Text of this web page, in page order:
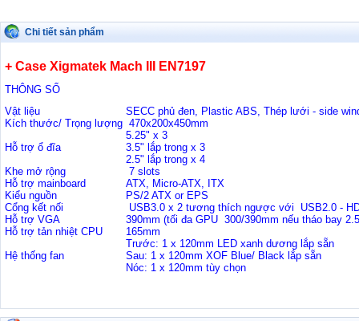
Chi tiết sản phẩm
+ Case Xigmatek Mach III EN7197
THÔNG SỐ
Vật liệu
SECC phủ đen, Plastic ABS, Thép lưới - side
Kích thước/ Trọng lượng 470x200x450mm
Hỗ trợ ổ đĩa
5.25" x 3
3.5" lắp trong x 3
2.5" lắp trong x 4
Khe mở rộng
7 slots
Hỗ trợ mainboard
ATX, Micro-ATX, ITX
Kiểu nguồn
PS/2 ATX or EPS
Cổng kết nối
USB3.0 x 2 tương thích ngược với USB2.0 -
Hỗ trợ VGA
390mm (tối đa GPU 300/390mm nếu tháo bay
Hỗ trợ tản nhiệt CPU
165mm
Hệ thống fan
Trước: 1 x 120mm LED xanh dương lắp sẵn
Sau: 1 x 120mm XOF Blue/ Black lắp sẵn
Nóc: 1 x 120mm tùy chọn